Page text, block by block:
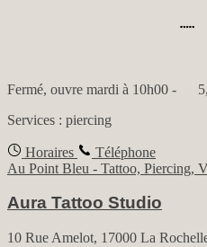
Fermé, ouvre mardi à 10h00 -
Services : piercing
Horaires
Téléphone
Au Point Bleu - Tattoo, Piercing,
Aura Tattoo Studio
10 Rue Amelot, 17000 La